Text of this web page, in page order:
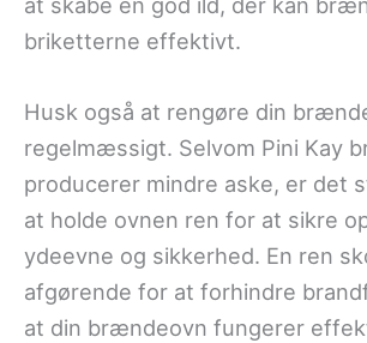
briketterne effektivt.
Husk også at rengøre din
regelmæssigt. Selvom Pini Kay
producerer mindre aske, er det
at holde ovnen ren for at sikre
ydeevne og sikkerhed. En ren
afgørende for at forhindre
at din brændeovn fungerer